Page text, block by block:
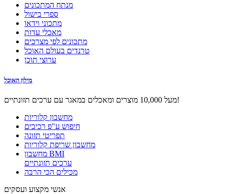
מנתח המתכונים
ספרי בישול
מתכוני וידאו
מאכלי עדות
מתכונים לפי מצרכים
טרנדים בעולם האוכל
ערוצי תוכן
מילון האוכל
מעל 10,000 מוצרים ומאכלים במאגר עם ערכים תזונתיים!
מחשבון קלוריות
חיפוש ע"פ רכיבים
תפריטי תזונה
מחשבון שריפת קלוריות
מחשבון BMI
ערכים תזונתיים
מכילים הכי הרבה
אנשי מקצוע ועסקים